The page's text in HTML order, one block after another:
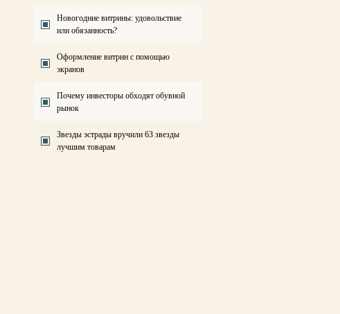
Новогодние витрины: удовольствие
или обязанность?
Оформление витрин с помощью
экранов
Почему инвесторы обходят обувной
рынок
Звезды эстрады вручили 63 звезды
лучшим товарам